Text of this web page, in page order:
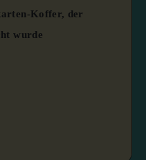
Koffer, der
wurde